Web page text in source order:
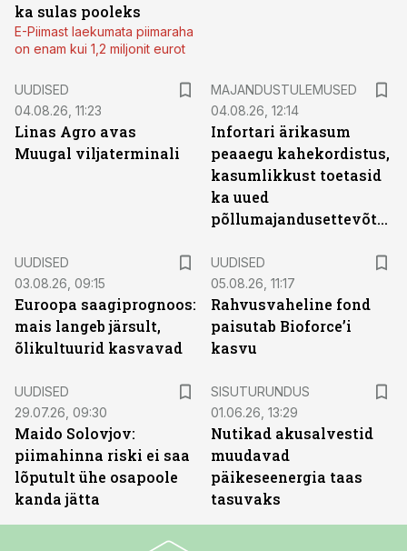
ka sulas pooleks
E-Piimast laekumata piimaraha
on enam kui 1,2 miljonit eurot
UUDISED
04.08.26, 11:23
Linas Agro avas
Muugal viljaterminali
MAJANDUSTULEMUSED
04.08.26, 12:14
Infortari ärikasum
peaaegu kahekordistus,
kasumlikkust toetasid
ka uued
põllumajandusettevõtted
UUDISED
03.08.26, 09:15
Euroopa saagiprognoos:
mais langeb järsult,
õlikultuurid kasvavad
UUDISED
05.08.26, 11:17
Rahvusvaheline fond
paisutab Bioforce’i
kasvu
UUDISED
29.07.26, 09:30
Maido Solovjov:
piimahinna riski ei saa
lõputult ühe osapoole
kanda jätta
SISUTURUNDUS
01.06.26, 13:29
Nutikad akusalvestid
muudavad
päikeseenergia taas
tasuvaks